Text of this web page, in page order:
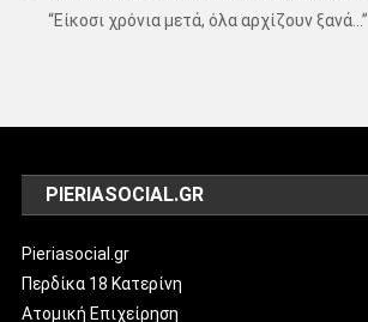
“Είκοσι χρόνια μετά, όλα αρχίζουν ξανά…”
PIERIASOCIAL.GR
Pieriasocial.gr
Περδίκα 18 Κατερίνη
Ατομική Επιχείρηση